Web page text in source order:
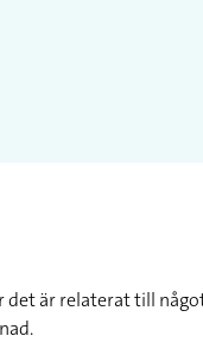
det är relaterat till